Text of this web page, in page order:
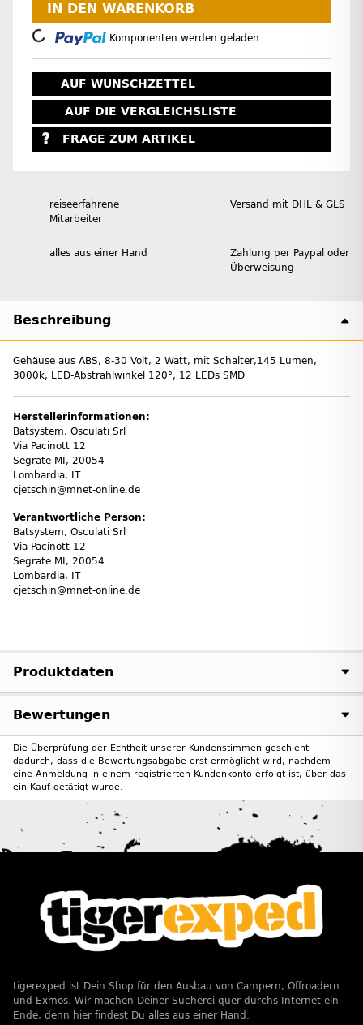
IN DEN WARENKORB
Loading... Komponenten werden geladen ...
AUF WUNSCHZETTEL
AUF DIE VERGLEICHSLISTE
FRAGE ZUM ARTIKEL
reiseerfahrene
Mitarbeiter
Versand mit DHL & GLS
alles aus einer Hand
Zahlung per Paypal oder
Überweisung
Beschreibung
Gehäuse aus ABS, 8-30 Volt, 2 Watt, mit Schalter,145 Lumen,
3000k, LED-Abstrahlwinkel 120°, 12 LEDs SMD
Herstellerinformationen:
Batsystem, Osculati Srl
Via Pacinott 12
Segrate MI, 20054
Lombardia, IT
cjetschin@mnet-online.de
Verantwortliche Person:
Batsystem, Osculati Srl
Via Pacinott 12
Segrate MI, 20054
Lombardia, IT
cjetschin@mnet-online.de
Produktdaten
Bewertungen
Die Überprüfung der Echtheit unserer Kundenstimmen geschieht
dadurch, dass die Bewertungsabgabe erst ermöglicht wird, nachdem
eine Anmeldung in einem registrierten Kundenkonto erfolgt ist, über das
ein Kauf getätigt wurde.
tigerexped ist Dein Shop für den Ausbau von Campern, Offroadern
und Exmos. Wir machen Deiner Sucherei quer durchs Internet ein
Ende, denn hier findest Du alles aus einer Hand.